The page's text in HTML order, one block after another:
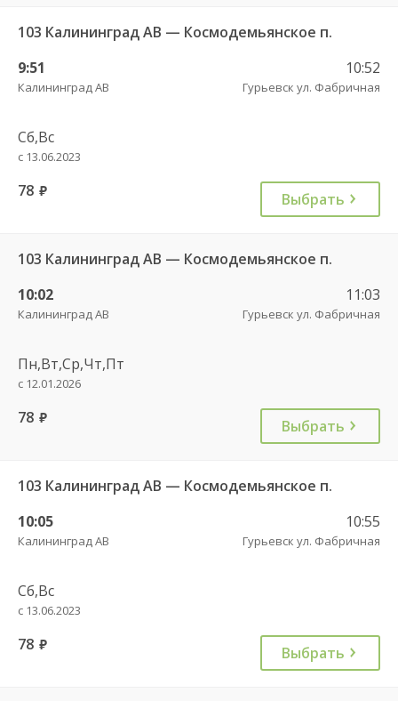
103 Калининград АВ — Космодемьянское п.
9:51
Калининград АВ
10:52
Гурьевск ул. Фабричная
Сб,Вс
с 13.06.2023
78 руб. Выбрать
103 Калининград АВ — Космодемьянское п.
10:02
Калининград АВ
11:03
Гурьевск ул. Фабричная
Пн,Вт,Ср,Чт,Пт
с 12.01.2026
78 руб. Выбрать
103 Калининград АВ — Космодемьянское п.
10:05
Калининград АВ
10:55
Гурьевск ул. Фабричная
Сб,Вс
с 13.06.2023
78 руб. Выбрать